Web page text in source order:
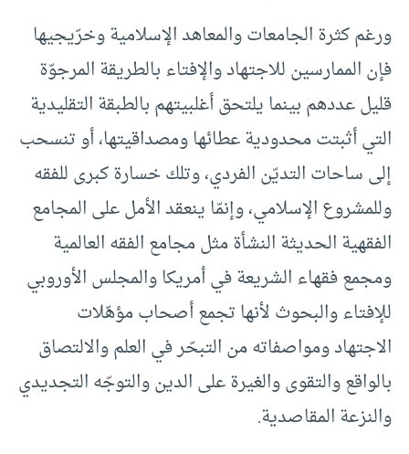
ورغم كثرة الجامعات والمعاهد الإسلامية وخرّيجيها
فإن الممارسين للاجتهاد والإفتاء بالطريقة المرجوّة
قليل عددهم بينما يلتحق أغلبيتهم بالطبقة التقليدية
التي أثبتت محدودية عطائها ومصداقيتها، أو تنسحب
إلى ساحات التديّن الفردي، وتلك خسارة كبرى للفقه
وللمشروع الإسلامي، وإنمّا ينعقد الأمل على المجامع
الفقهية الحديثة النشأة مثل مجامع الفقه العالمية
ومجمع فقهاء الشريعة في أمريكا والمجلس الأوروبي
للإفتاء والبحوث لأنها تجمع أصحاب مؤهّلات
الاجتهاد ومواصفاته من التبحّر في العلم والالتصاق
بالواقع والتقوى والغيرة على الدين والتوجّه التجديدي
والنزعة المقاصدية.